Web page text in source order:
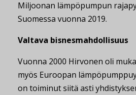
Miljoonan lämpöpumpun
Suomessa vuonna 2019.
Valtava bisnesmahdollisuus
Vuonna 2000 Hirvonen oli
myös Euroopan
on toiminut siitä asti